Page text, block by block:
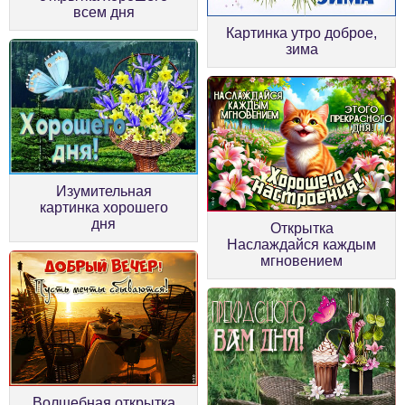
всем дня
Картинка утро доброе,
зима
Изумительная
картинка хорошего
дня
Открытка
Наслаждайся каждым
мгновением